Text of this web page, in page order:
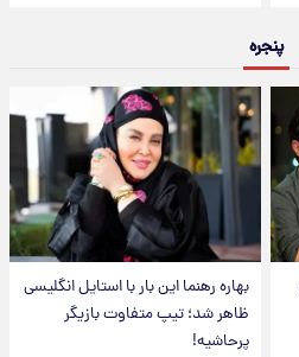
پنجره
بهاره رهنما این بار با استایل انگلیسی
ظاهر شد؛ تیپ متفاوت بازیگر
پرحاشیه!